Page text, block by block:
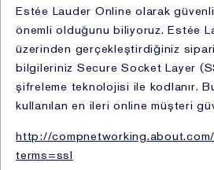
Estée Lauder Online olarak
önemli olduğunu biliyoruz. Estée
üzerinden gerçekleştirdiğiniz
bilgileriniz Secure Socket Layer
şifreleme teknolojisi ile kodlanır.
kullanılan en ileri online müşteri
http://
terms=ssl
müşteriye özel tek kullanımlık
özelleştirilmiş reklam gibi, telefon,
posta(matbu) veya diğer
sağlanması (kimlik, iletişim,
bilgisi, işlem güvenliği, mesleki
kozmetik ürün kullanım bilgisi,
(Hukuki sebep: açık rıza)
vi. Ürün pazarlama faaliyetleri